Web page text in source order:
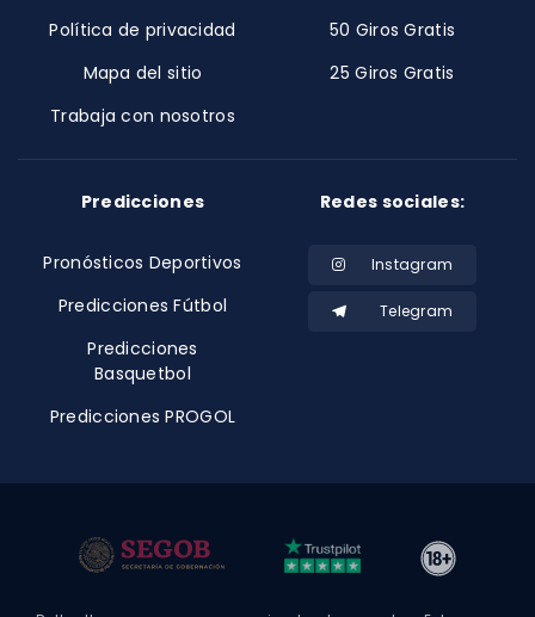
Política de privacidad
Mapa del sitio
Trabaja con nosotros
50 Giros Gratis
25 Giros Gratis
Predicciones
Pronósticos Deportivos
Predicciones Fútbol
Predicciones
Basquetbol
Predicciones PROGOL
Redes sociales:
Instagram
Telegram